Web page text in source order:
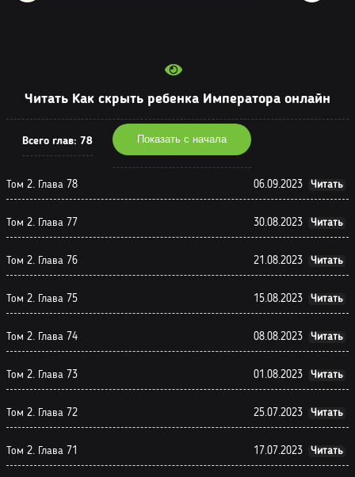
Читать Как скрыть ребенка Императора онлайн
Всего глав: 78 Показать с начала
Том 2. Глава 71 17.07.2023 Читать
Том 2. Глава 72 25.07.2023 Читать
Том 2. Глава 73 01.08.2023 Читать
Том 2. Глава 74 08.08.2023 Читать
Том 2. Глава 75 15.08.2023 Читать
Том 2. Глава 76 21.08.2023 Читать
Том 2. Глава 77 30.08.2023 Читать
Том 2. Глава 78 06.09.2023 Читать